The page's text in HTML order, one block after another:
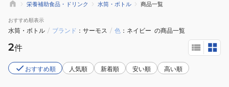
栄養補助食品・ドリンク 水筒・ボトル 商品一覧
おすすめ順表示
水筒・ボトル / ブランド サーモス / 色 ネイビー の商品一覧
2件
おすすめ順 人気順 新着順 安い順 高い順